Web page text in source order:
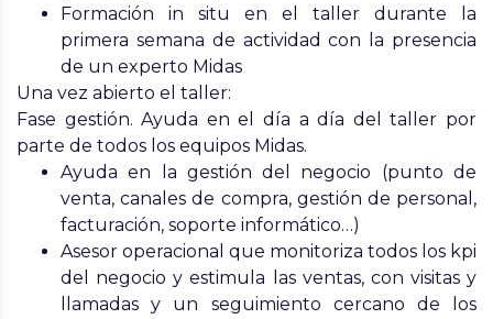
Formación in situ en el taller durante la
primera semana de actividad con la presencia
de un experto Midas
Una vez abierto el taller:
Fase gestión. Ayuda en el día a día del taller por
parte de todos los equipos Midas.
Ayuda en la gestión del negocio (punto de
venta, canales de compra, gestión de personal,
facturación, soporte informático…)
Asesor operacional que monitoriza todos los kpi
del negocio y estimula las ventas, con visitas y
llamadas y un seguimiento cercano de los